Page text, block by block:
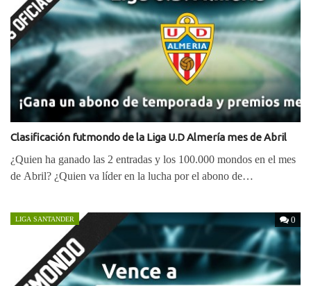
Clasificación futmondo de la Liga U.D Almería mes de Abril
¿Quien ha ganado las 2 entradas y los 100.000 mondos en el mes
de Abril? ¿Quien va líder en la lucha por el abono de…
0
LIGA SANTANDER